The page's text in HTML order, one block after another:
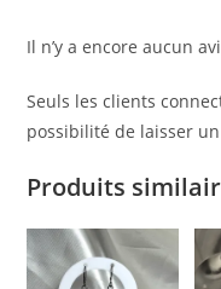
Il n’y a encore aucun
Seuls les clients
possibilité de laisser
Produits